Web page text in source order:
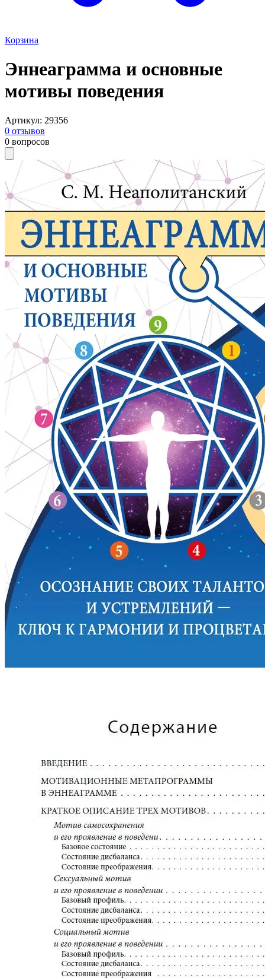
Корзина
Эннеаграмма и основные
мотивы поведения
Артикул: 29356
0 отзывов
0 вопросов